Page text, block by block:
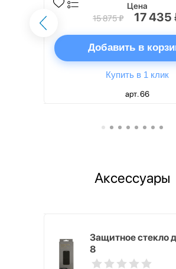
Цена
15 875 ₽
17 435
Добавить в
Купить в 1 клик
арт. 66
Аксессуары
Защитное стекло
8